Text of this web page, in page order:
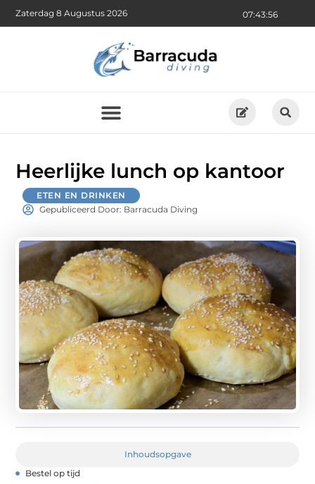
07:43:58
Zaterdag 8 Augustus 2026
Heerlijke lunch op kantoor
ETEN EN DRINKEN
Gepubliceerd Door: Barracuda Diving
Inhoudsopgave
Bestel op tijd